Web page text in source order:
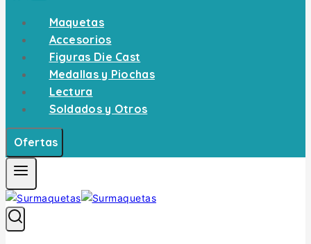
Maquetas
Accesorios
Figuras Die Cast
Medallas y Piochas
Lectura
Soldados y Otros
Ofertas